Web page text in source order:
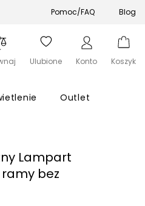
Pomoc/FAQ Blog
Ulubione Konto Koszyk
Outlet
Lampart
bez